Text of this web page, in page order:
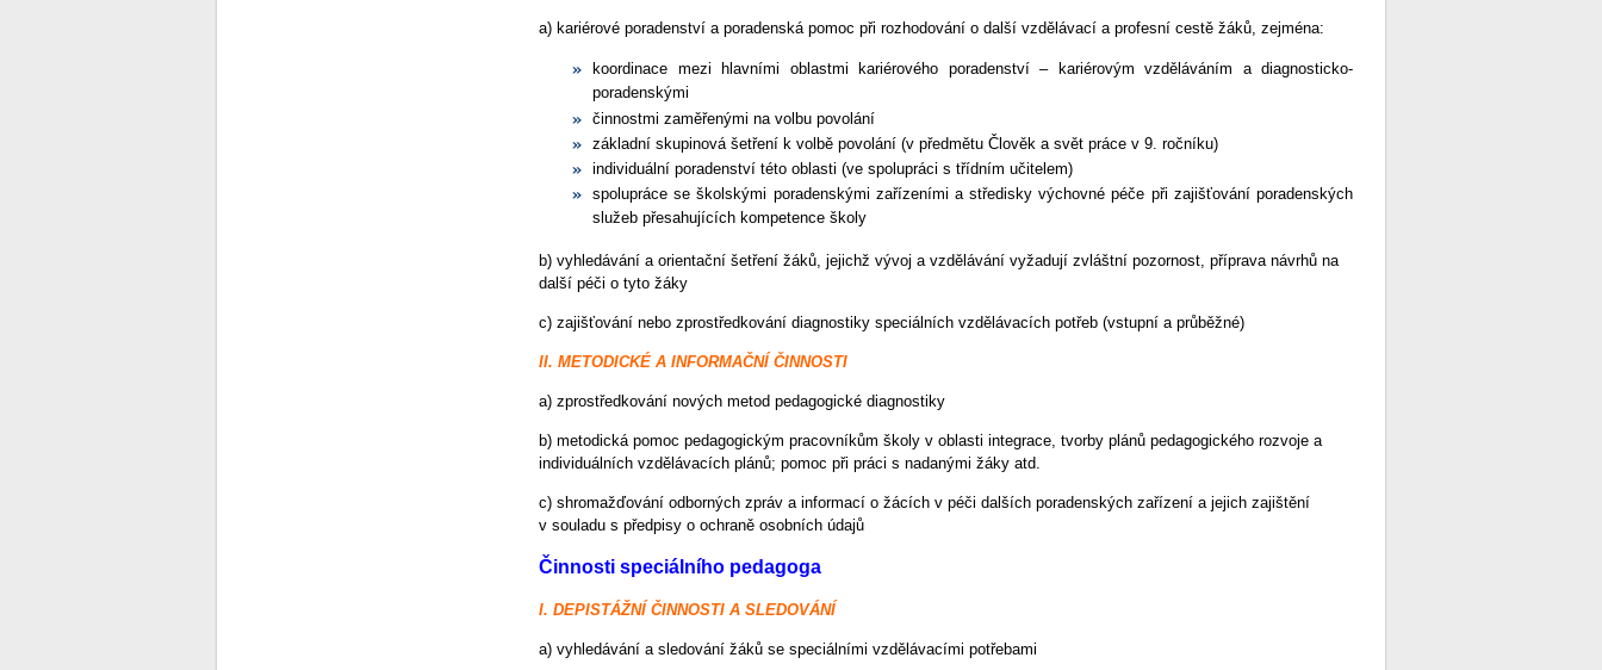
a) kariérové poradenství a poradenská pomoc při rozhodování o další vzdělávací a profesní cestě žáků, zejména:
koordinace mezi hlavními oblastmi kariérového poradenství – kariérovým vzděláváním a diagnosticko-
poradenskými
činnostmi zaměřenými na volbu povolání
základní skupinová šetření k volbě povolání (v předmětu Člověk a svět práce v 9. ročníku)
individuální poradenství této oblasti (ve spolupráci s třídním učitelem)
spolupráce se školskými poradenskými zařízeními a středisky výchovné péče při zajišťování poradenských
služeb přesahujících kompetence školy
b) vyhledávání a orientační šetření žáků, jejichž vývoj a vzdělávání vyžadují zvláštní pozornost, příprava návrhů na
další péči o tyto žáky
c) zajišťování nebo zprostředkování diagnostiky speciálních vzdělávacích potřeb (vstupní a průběžné)
II. METODICKÉ A INFORMAČNÍ ČINNOSTI
a) zprostředkování nových metod pedagogické diagnostiky
b) metodická pomoc pedagogickým pracovníkům školy v oblasti integrace, tvorby plánů pedagogického rozvoje a
individuálních vzdělávacích plánů; pomoc při práci s nadanými žáky atd.
c) shromažďování odborných zpráv a informací o žácích v péči dalších poradenských zařízení a jejich zajištění
v souladu s předpisy o ochraně osobních údajů
Činnosti speciálního pedagoga
I. DEPISTÁŽNÍ ČINNOSTI A SLEDOVÁNÍ
a) vyhledávání a sledování žáků se speciálními vzdělávacími potřebami